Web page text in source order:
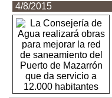
4/8/2015